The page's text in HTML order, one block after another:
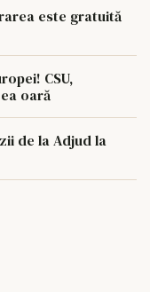
este gratuită
CSU,
oară
de la Adjud la